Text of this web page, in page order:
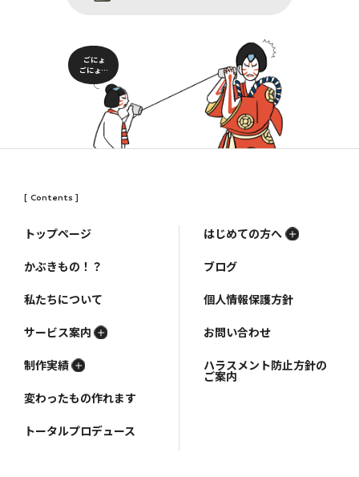
ごにょ
ごにょ…
[ Contents ]
トップページ
かぶきもの！？
私たちについて
サービス案内
制作実績
変わったもの作れます
トータルプロデュース
はじめての方へ
ブログ
個人情報保護方針
お問い合わせ
ハラスメント防止方針の
ご案内